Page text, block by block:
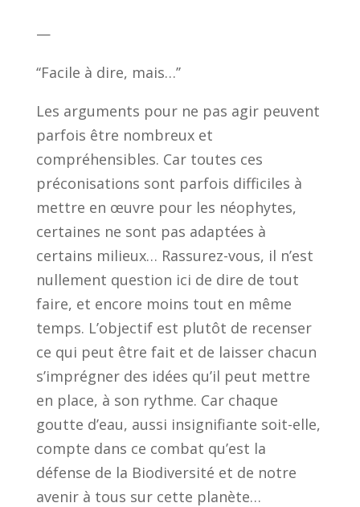
—
‘‘Facile à dire, mais…’’
Les arguments pour ne pas agir peuvent
parfois être nombreux et
compréhensibles. Car toutes ces
préconisations sont parfois difficiles à
mettre en œuvre pour les néophytes,
certaines ne sont pas adaptées à
certains milieux… Rassurez-vous, il n’est
nullement question ici de dire de tout
faire, et encore moins tout en même
temps. L’objectif est plutôt de recenser
ce qui peut être fait et de laisser chacun
s’imprégner des idées qu’il peut mettre
en place, à son rythme. Car chaque
goutte d’eau, aussi insignifiante soit-elle,
compte dans ce combat qu’est la
défense de la Biodiversité et de notre
avenir à tous sur cette planète…